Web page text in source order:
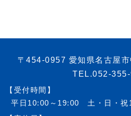
〒454-0957 愛知県名古屋
TEL.052-
【受付時間】
平日10:00～19:00 土・日・祝